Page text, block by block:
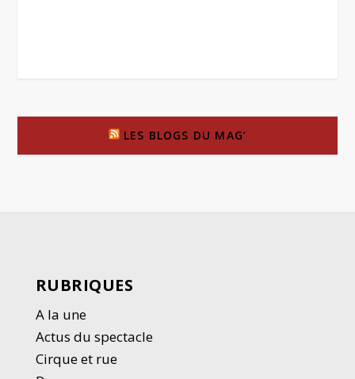
LES BLOGS DU MAG’
RUBRIQUES
A la une
Actus du spectacle
Cirque et rue